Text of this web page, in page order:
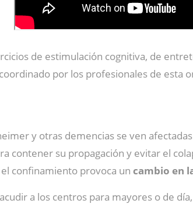
de estimulación cognitiva, de
por los profesionales de esta
y otras demencias se ven
contener su propagación y evitar el
confinamiento provoca un cambio en
a los centros para mayores o de